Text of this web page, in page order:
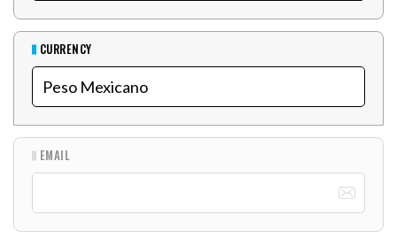
CURRENCY
EMAIL